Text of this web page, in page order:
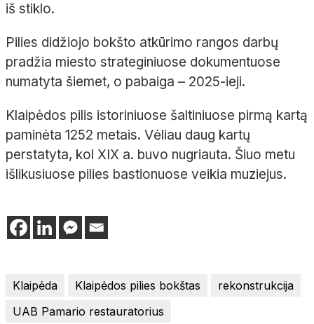
iš stiklo.
Pilies didžiojo bokšto atkūrimo rangos darbų
pradžia miesto strateginiuose dokumentuose
numatyta šiemet, o pabaiga – 2025-ieji.
Klaipėdos pilis istoriniuose šaltiniuose pirmą kartą
paminėta 1252 metais. Vėliau daug kartų
perstatyta, kol XIX a. buvo nugriauta. Šiuo metu
išlikusiuose pilies bastionuose veikia muziejus.
Klaipėda Klaipėdos pilies bokštas
rekonstrukcija
UAB Pamario restauratorius